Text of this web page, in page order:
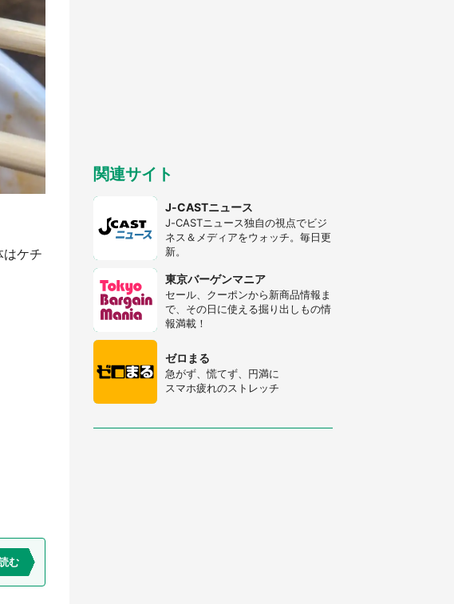
ケチ
む
求めると、住人の男性が...」
関連サイト
J-CASTニュース
J-CASTニュース独自の視点でビジ
ネス＆メディアをウォッチ。毎日更
新。
東京バーゲンマニア
セール、クーポンから新商品情報ま
で、その日に使える掘り出しもの情
報満載！
ゼロまる
急がず、慌てず、円満に
スマホ疲れのストレッチ